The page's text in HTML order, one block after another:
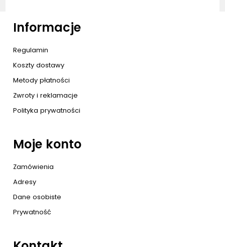
Informacje
Regulamin
Koszty dostawy
Metody płatności
Zwroty i reklamacje
Polityka prywatności
Moje konto
Zamówienia
Adresy
Dane osobiste
Prywatność